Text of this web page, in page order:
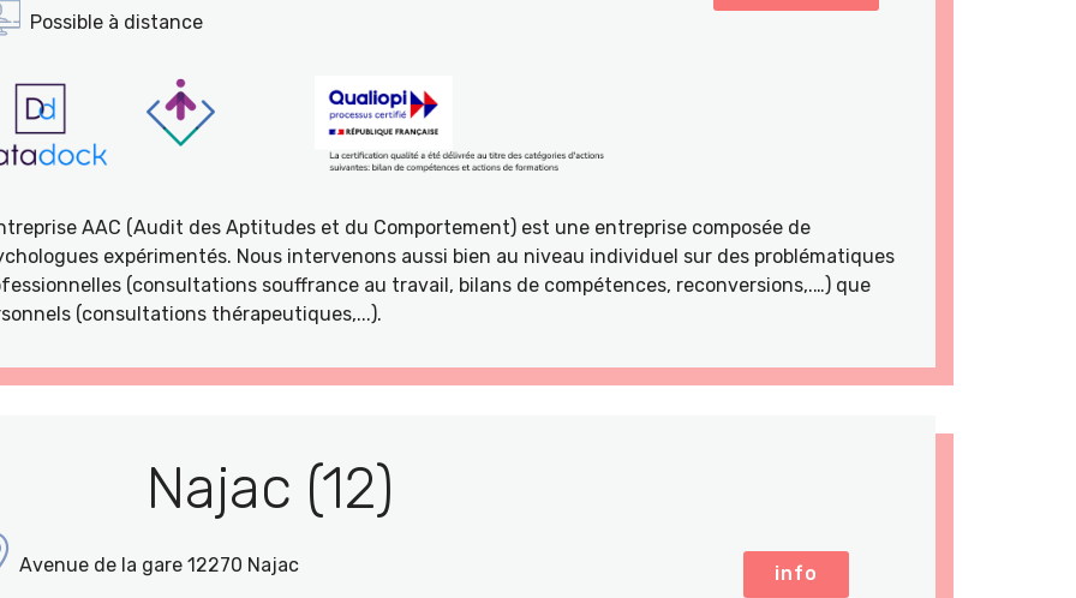
Possible à distance
AAC (Audit des Aptitudes et du Comportement) est une entreprise composée de
expérimentés. Nous intervenons aussi bien au niveau individuel sur des problématiques
(consultations souffrance au travail, bilans de compétences, reconversions,.…) que
(consultations thérapeutiques,...).
Najac (12)
Avenue de la gare 12270 Najac info